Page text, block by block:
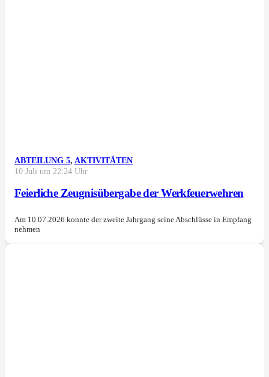
ABTEILUNG 5, AKTIVITÄTEN
10 Juli um 22:24 Uhr
Feierliche Zeugnisübergabe der Werkfeuerwehren
Am 10.07.2026 konnte der zweite Jahrgang seine Abschlüsse in Empfang
nehmen